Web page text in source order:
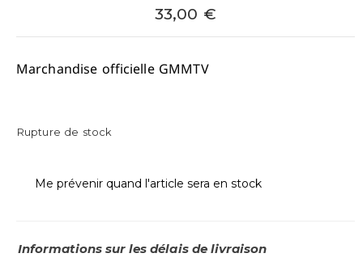
33,00 €
Marchandise officielle GMMTV
Rupture de stock
Me prévenir quand l'article sera en stock
Informations sur les délais de livraison